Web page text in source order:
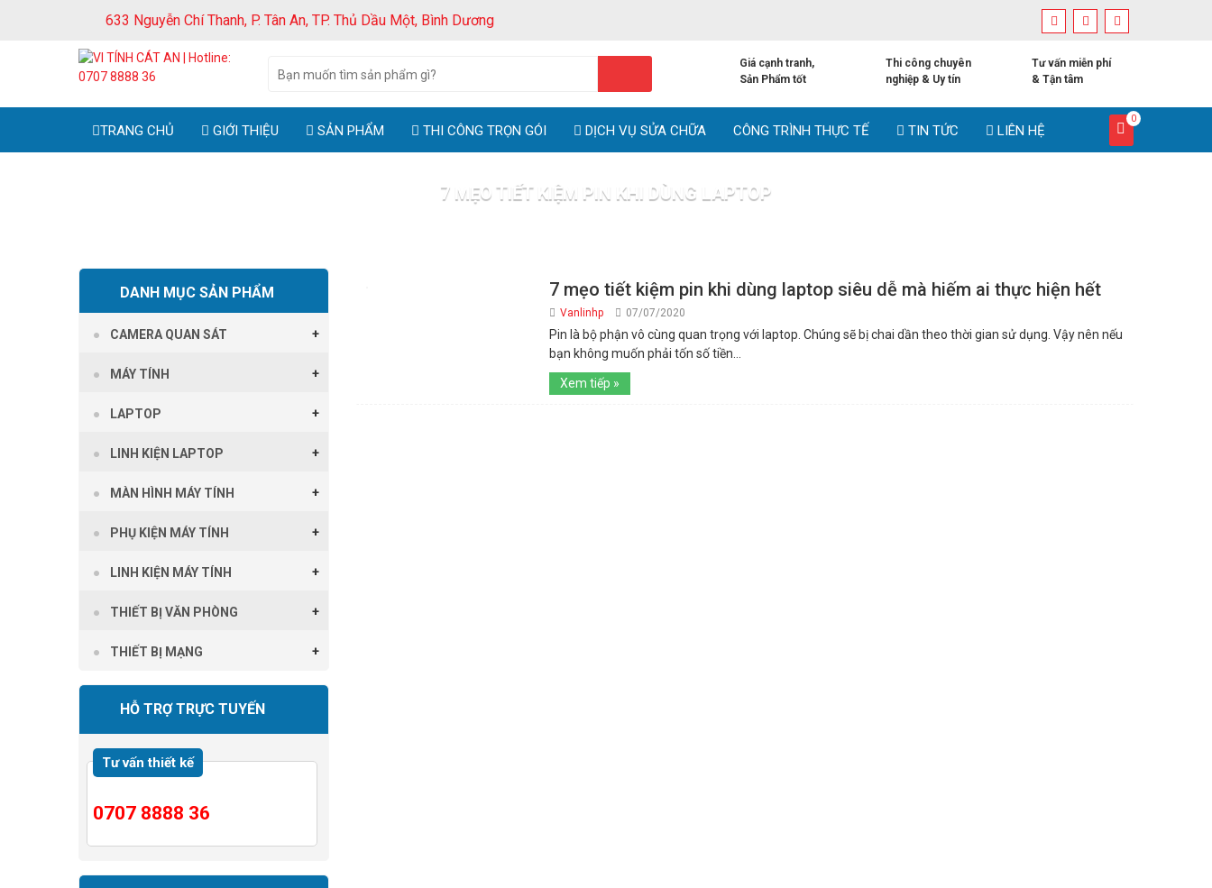
633 Nguyễn Chí Thanh, P. Tân An, TP. Thủ Dầu Một, Bình Dương
Giá cạnh tranh,
Sản Phẩm tốt
Thi công chuyên
nghiệp & Uy tín
Tư vấn miễn phí
& Tận tâm
TRANG CHỦ GIỚI THIỆU SẢN PHẨM THI CÔNG TRỌN GÓI DỊCH VỤ SỬA CHỮA CÔNG TRÌNH THỰC TẾ TIN TỨC LIÊN HỆ
0
7 MẸO TIẾT KIỆM PIN KHI DÙNG LAPTOP
7 mẹo tiết kiệm pin khi dùng laptop siêu dễ mà hiếm ai thực hiện hết
Vanlinhp 07/07/2020
Pin là bộ phận vô cùng quan trọng với laptop. Chúng sẽ bị chai dần theo thời gian sử dụng. Vậy nên nếu
bạn không muốn phải tốn số tiền...
Xem tiếp »
DANH MỤC SẢN PHẨM
CAMERA QUAN SÁT
MÁY TÍNH
LAPTOP
LINH KIỆN LAPTOP
MÀN HÌNH MÁY TÍNH
PHỤ KIỆN MÁY TÍNH
LINH KIỆN MÁY TÍNH
THIẾT BỊ VĂN PHÒNG
THIẾT BỊ MẠNG
HỖ TRỢ TRỰC TUYẾN
Tư vấn thiết kế
0707 8888 36